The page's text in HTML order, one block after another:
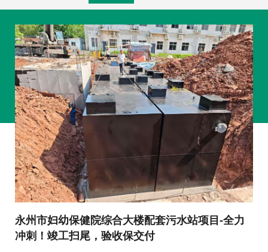
永州市妇幼保健院综合大楼配套污水站项目-全力
冲刺！竣工扫尾，验收保交付